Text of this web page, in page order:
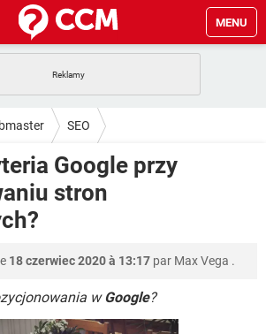
MENU
WHATSAPP
NETFLIX
FACEBOOK
TIKTOK
WHATSAPP
TIKTOK
WHATSAPP
NETFLIX
FACEBOOK
SEO
Google przy
stron
18 czerwiec 2020 à 13:17 par Max Vega .
wGoogle?